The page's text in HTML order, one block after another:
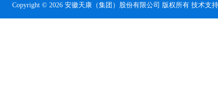
Copyright © 2026 安徽天康（集团）股份有限公司 版权所有 技术支